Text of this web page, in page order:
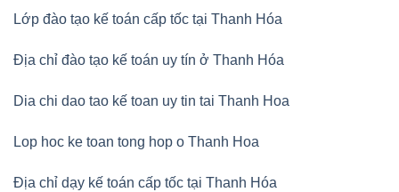
Lớp đào tạo kế toán cấp tốc tại Thanh Hóa
Địa chỉ đào tạo kế toán uy tín ở Thanh Hóa
Dia chi dao tao kế toan uy tin tai Thanh Hoa
Lop hoc ke toan tong hop o Thanh Hoa
Địa chỉ dạy kế toán cấp tốc tại Thanh Hóa